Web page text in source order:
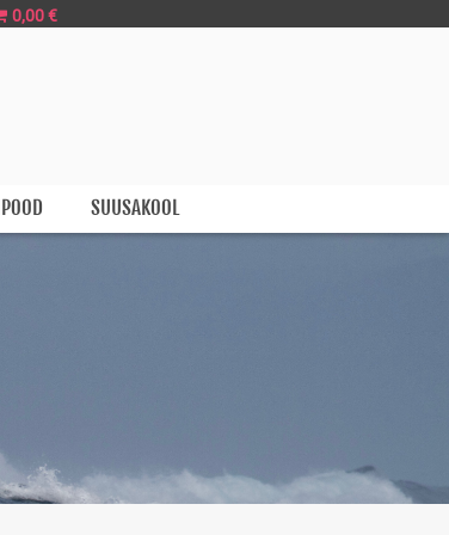
0,00 €
SUUSAKOOL